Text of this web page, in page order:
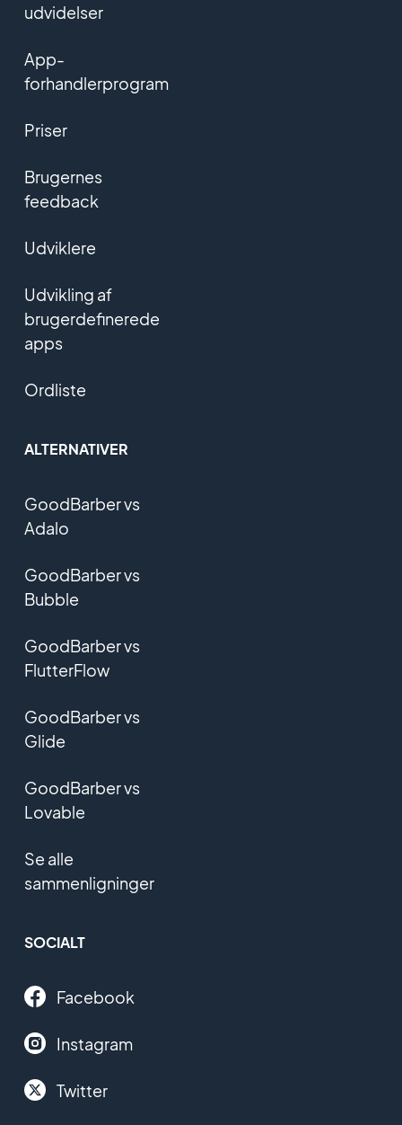
udvidelser
App-
forhandlerprogram
Priser
Brugernes
feedback
Udviklere
Udvikling af
brugerdefinerede
apps
Ordliste
ALTERNATIVER
GoodBarber vs
Adalo
GoodBarber vs
Bubble
GoodBarber vs
FlutterFlow
GoodBarber vs
Glide
GoodBarber vs
Lovable
Se alle
sammenligninger
SOCIALT
Facebook
Instagram
Twitter